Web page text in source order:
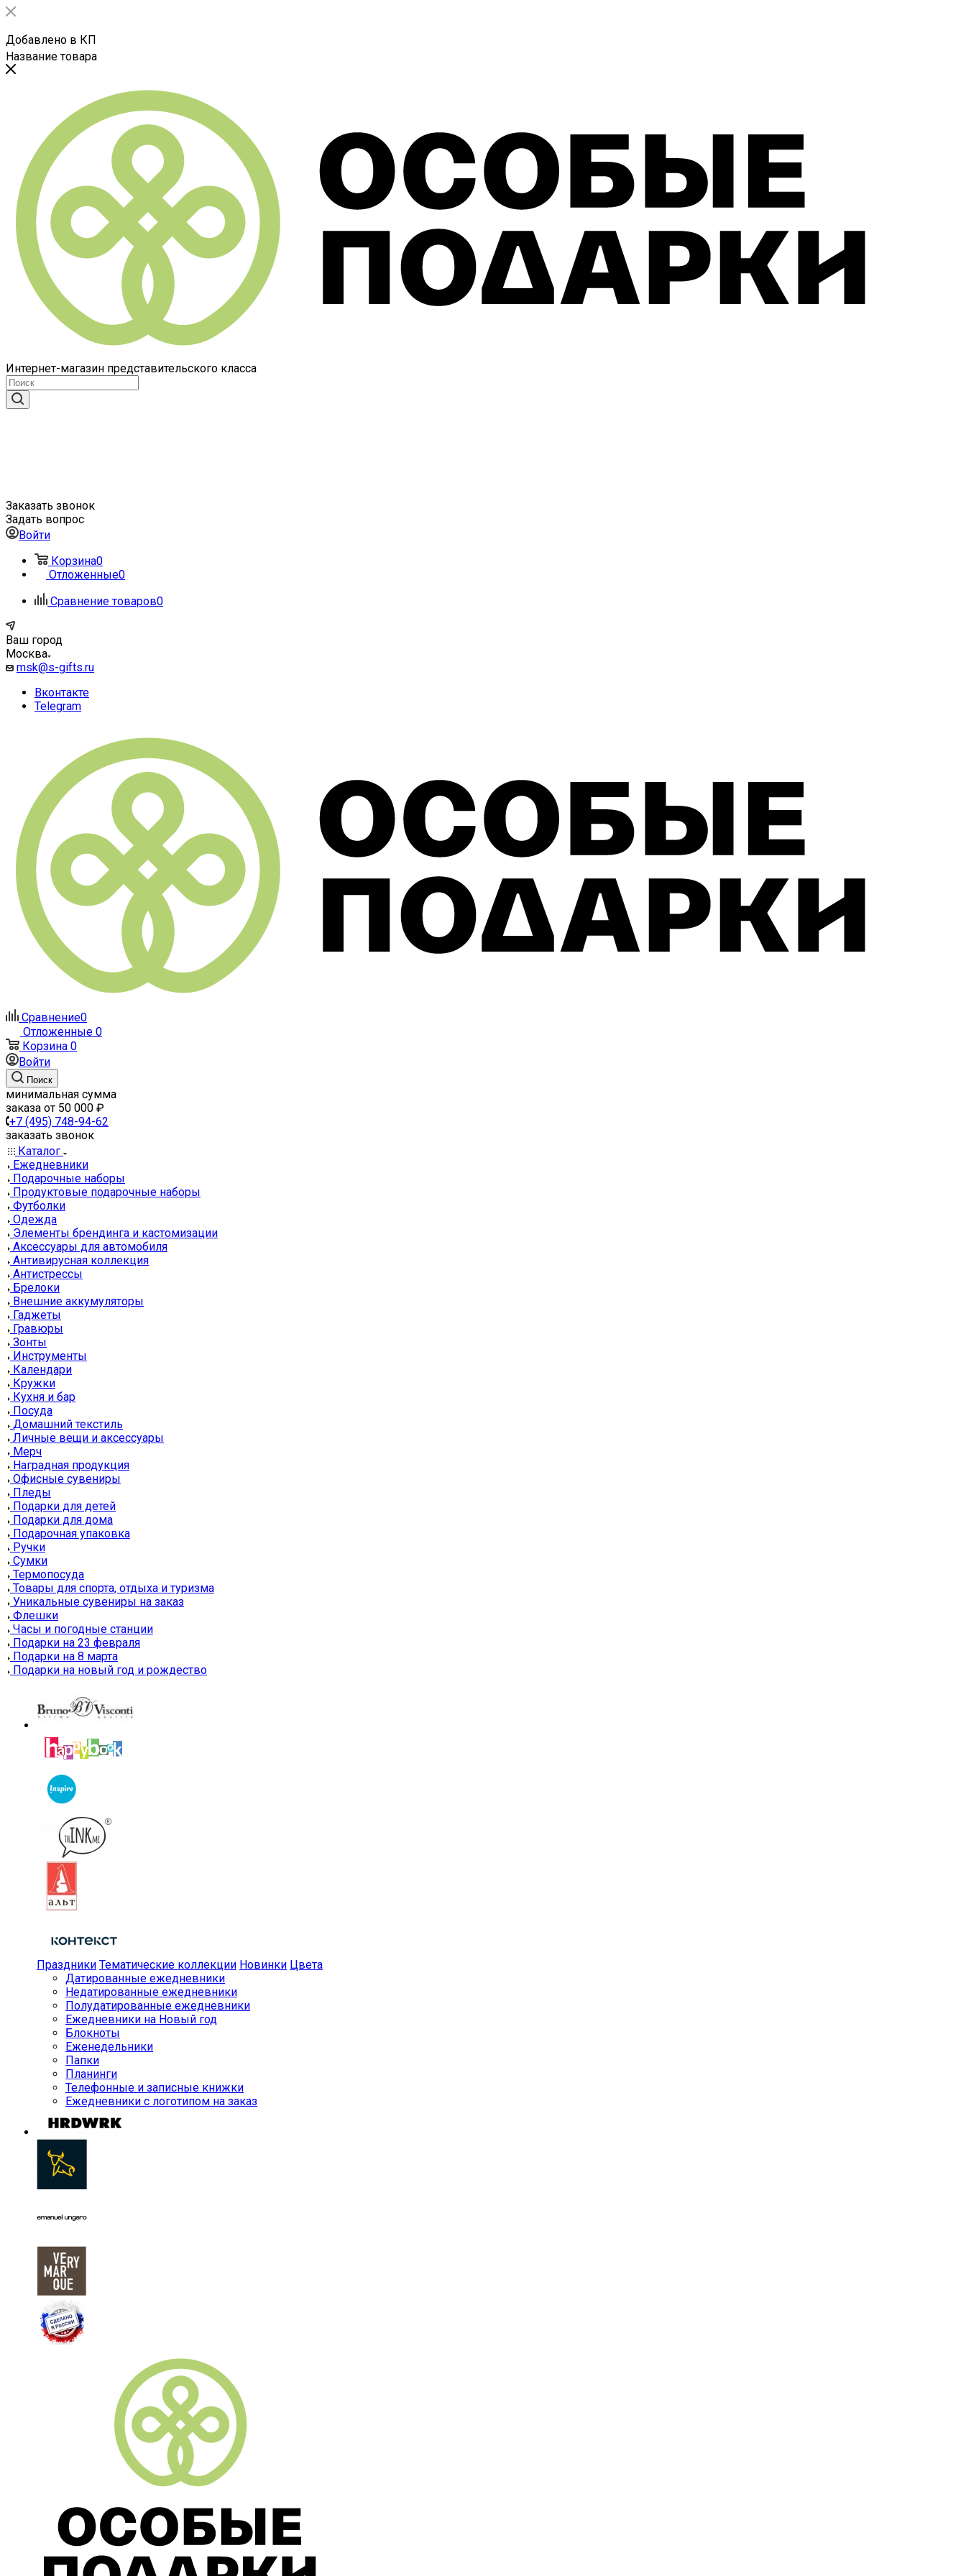
Добавлено в КП
Название товара
Интернет-магазин представительского класса
Заказать звонок
Задать вопрос
Войти
Корзина0
Отложенные0
Сравнение товаров0
Ваш город
Москва
msk@s-gifts.ru
Вконтакте
Telegram
Сравнение0
Отложенные 0
Корзина 0
Войти
Поиск
минимальная сумма
заказа от 50 000 ₽
+7 (495) 748-94-62
заказать звонок
Каталог
Ежедневники
Подарочные наборы
Продуктовые подарочные наборы
Футболки
Одежда
Элементы брендинга и кастомизации
Аксессуары для автомобиля
Антивирусная коллекция
Антистрессы
Брелоки
Внешние аккумуляторы
Гаджеты
Гравюры
Зонты
Инструменты
Календари
Кружки
Кухня и бар
Посуда
Домашний текстиль
Личные вещи и аксессуары
Мерч
Наградная продукция
Офисные сувениры
Пледы
Подарки для детей
Подарки для дома
Подарочная упаковка
Ручки
Сумки
Термопосуда
Товары для спорта, отдыха и туризма
Уникальные сувениры на заказ
Флешки
Часы и погодные станции
Подарки на 23 февраля
Подарки на 8 марта
Подарки на новый год и рождество
Праздники Тематические коллекции Новинки Цвета
Датированные ежедневники
Недатированные ежедневники
Полудатированные ежедневники
Ежедневники на Новый год
Блокноты
Еженедельники
Папки
Планинги
Телефонные и записные книжки
Ежедневники с логотипом на заказ